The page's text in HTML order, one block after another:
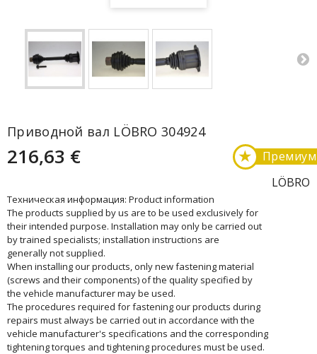
Приводной вал LÖBRO 304924
216,63 € Премиум
★
LÖBRO
Техническая информация: Product information
The products supplied by us are to be used exclusively for
their intended purpose. Installation may only be carried out
by trained specialists; installation instructions are
generally not supplied.
When installing our products, only new fastening material
(screws and their components) of the quality specified by
the vehicle manufacturer may be used.
The procedures required for fastening our products during
repairs must always be carried out in accordance with the
vehicle manufacturer's specifications and the corresponding
tightening torques and tightening procedures must be used.